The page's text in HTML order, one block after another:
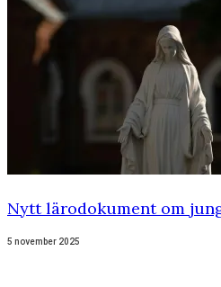
Nytt lärodokument om
5 november 2025